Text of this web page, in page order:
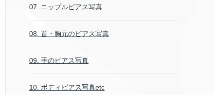
07. ニップルピアス写真
08. 首・胸元のピアス写真
09. 手のピアス写真
10. ボディピアス写真etc